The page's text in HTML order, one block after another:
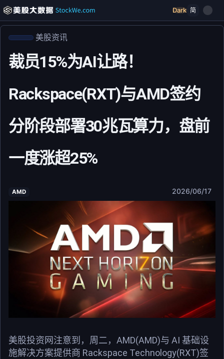
Dark 简
美股资讯
裁员15%为AI让路！
Rackspace(RXT)与AMD签约
分阶段部署30兆瓦算力，盘前
一度涨超25%
AMD 2026/06/17
美股投资网注意到，周二，AMD(AMD)与 AI 基础设
施解决方案提供商 Rackspace Technology(RXT)签